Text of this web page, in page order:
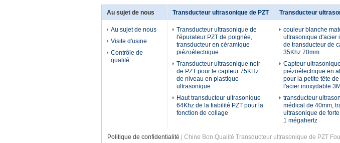
Au sujet de nous
Au sujet de nous
Visite d'usine
Contrôle de
qualité
Transducteur ultrasonique de PZT
Transducteur ultrasonique de
l'épurateur PZT de poignée,
transducteur en céramique
piézoélectrique
Transducteur ultrasonique noir
de PZT pour le capteur 75KHz
de niveau en plastique
ultrasonique
Haut transducteur ultrasonique
64Khz de la fiabilité PZT pour la
fonction de collage
Transducteur
couleur blanche
ultrasonique d'acier
de transducteur de
35Khz 70mm
Capteur ultrasonique
piézoélectrique en
pour la petite tête
l'acier inoxydable
transducteur
médical de 40mm,
ultrasonique de
1 mégahertz
Politique de confidentialité | Chine Bon Qualité Transducteur ultrasonique de PZT